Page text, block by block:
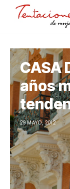
CASA
años
29 MAYO, 2012